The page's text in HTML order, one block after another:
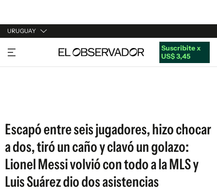
URUGUAY
URUGUAY
ARGENTINA
Suscribite x
US$ 3,45
Escapó entre seis jugadores, hizo chocar
a dos, tiró un caño y clavó un golazo:
Lionel Messi volvió con todo a la MLS y
Luis Suárez dio dos asistencias